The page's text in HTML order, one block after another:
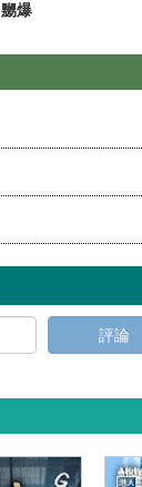
嬲爆
評論